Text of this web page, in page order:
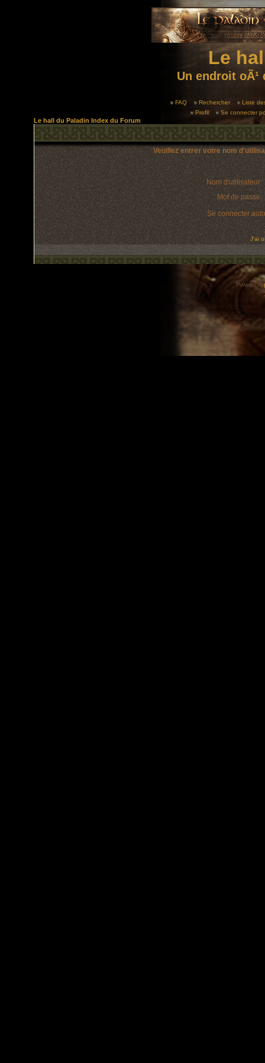
Le
Un endroit
FAQ Rechercher
Liste
Profil
Se connecter
Le hall du Paladin Index du Forum
Veuillez entrer votre nom
Nom d'utilisateur:
Mot de passe:
Se connecter
J'ai
Powered by